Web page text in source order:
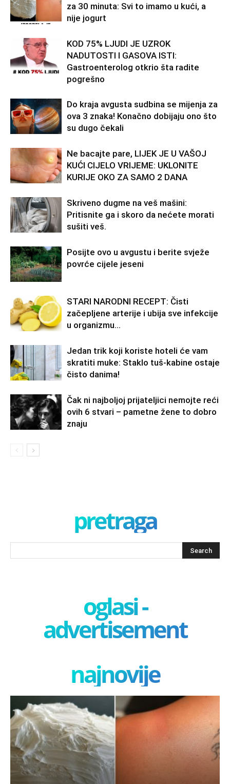
za 30 minuta: Svi to imamo u kući, a
nije jogurt
KOD 75% LJUDI JE UZROK
NADUTOSTI I GASOVA ISTI:
Gastroenterolog otkrio šta radite
pogrešno
Do kraja avgusta sudbina se mijenja za
ova 3 znaka! Konačno dobijaju ono što
su dugo čekali
Ne bacajte pare, LIJEK JE U VAŠOJ
KUĆI CIJELO VRIJEME: UKLONITE
KURIJE OKO ZA SAMO 2 DANA
Skriveno dugme na veš mašini:
Pritisnite ga i skoro da nećete morati
sušiti veš.
Posijte ovo u avgustu i berite svježe
povrće cijele jeseni
STARI NARODNI RECEPT: Čisti
začepljene arterije i ubija sve infekcije
u organizmu…
Jedan trik koji koriste hoteli će vam
skratiti muke: Staklo tuš-kabine ostaje
čisto danima!
Čak ni najboljoj prijateljici nemojte reći
ovih 6 stvari – pametne žene to dobro
znaju
pretraga
oglasi -
advertisement
najnovije